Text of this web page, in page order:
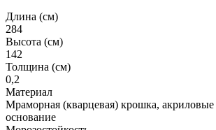
Длина (см)
284
Высота (см)
142
Толщина (см)
0,2
Материал
Мраморная (кварцевая) крошка,
основание